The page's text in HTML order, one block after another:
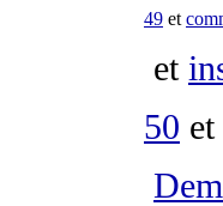
49 et
et
50 et